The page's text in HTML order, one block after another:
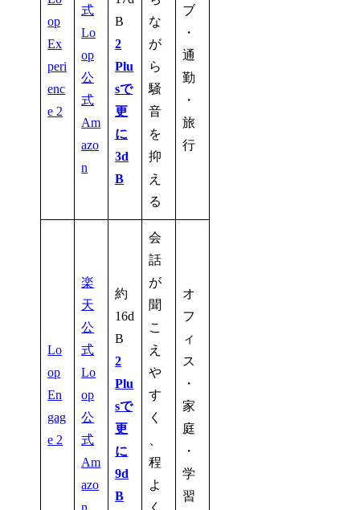
op
Ex
peri
enc
e 2
式
Lo
op
公
式
Am
azo
n
B
2
Plu
sで
更
に
3d
B
な
が
ら
騒
音
を
抑
え
る
ブ
・
通
勤
・
旅
行
Lo
op
En
gag
e 2
楽
天
公
式
Lo
op
公
式
Am
azo
約
16d
B
2
Plu
sで
更
に
9d
B
会
話
が
聞
こ
え
や
す
く
程
よ
オ
フ
ィ
ス
・
家
庭
・
学
習